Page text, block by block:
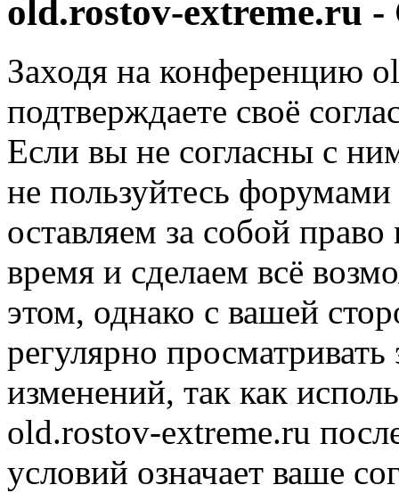
old.rostov-extreme.ru
Заходя на конференцию
подтверждаете своё
Если вы не согласны с
не пользуйтесь
оставляем за собой
время и сделаем всё
этом, однако с вашей
регулярно просматривать
изменений, так как
old.rostov-extreme.ru
условий означает ваше